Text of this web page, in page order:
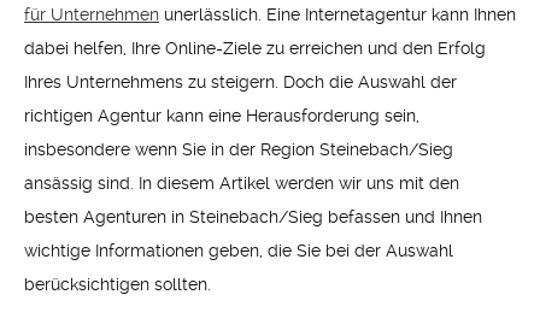
für Unternehmen unerlässlich. Eine Internetagentur kann Ihnen
dabei helfen, Ihre Online-Ziele zu erreichen und den Erfolg
Ihres Unternehmens zu steigern. Doch die Auswahl der
richtigen Agentur kann eine Herausforderung sein,
insbesondere wenn Sie in der Region Steinebach/Sieg
ansässig sind. In diesem Artikel werden wir uns mit den
besten Agenturen in Steinebach/Sieg befassen und Ihnen
wichtige Informationen geben, die Sie bei der Auswahl
berücksichtigen sollten.